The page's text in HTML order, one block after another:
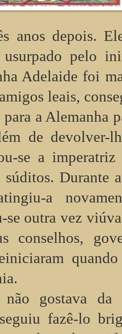
anos depois.
usurpado pelo
Adelaide foi
leais,
a Alemanha
de devolver-
se a
súditos. Durante
a
se outra vez
conselhos,
não gostava
fazê-lo